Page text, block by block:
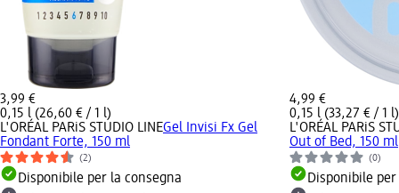
3,99 €
0,15 l (26,60 € / 1 l)
L'ORÉAL PARiS STUDIO LINEGel Invisi Fx Gel
Fondant Forte, 150 ml
(2)
Disponibile per la consegna
4,99 €
0,15 l (33,27 € / 1 l)
L'ORÉAL PARiS
Out of Bed, 150 ml
(0)
Disponibile